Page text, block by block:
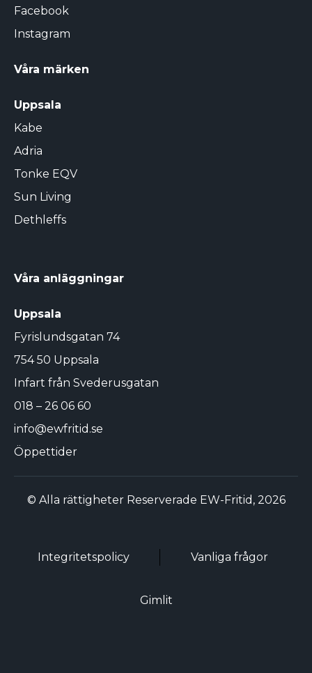
Facebook
Instagram
Våra märken
Uppsala
Kabe
Adria
Tonke EQV
Sun Living
Dethleffs
Våra anläggningar
Uppsala
Fyrislundsgatan 74
754 50 Uppsala
Infart från Svederusgatan
018 – 26 06 60
info@ewfritid.se
Öppettider
© Alla rättigheter Reserverade EW-Fritid, 2026
Integritetspolicy Vanliga frågor
Gimlit